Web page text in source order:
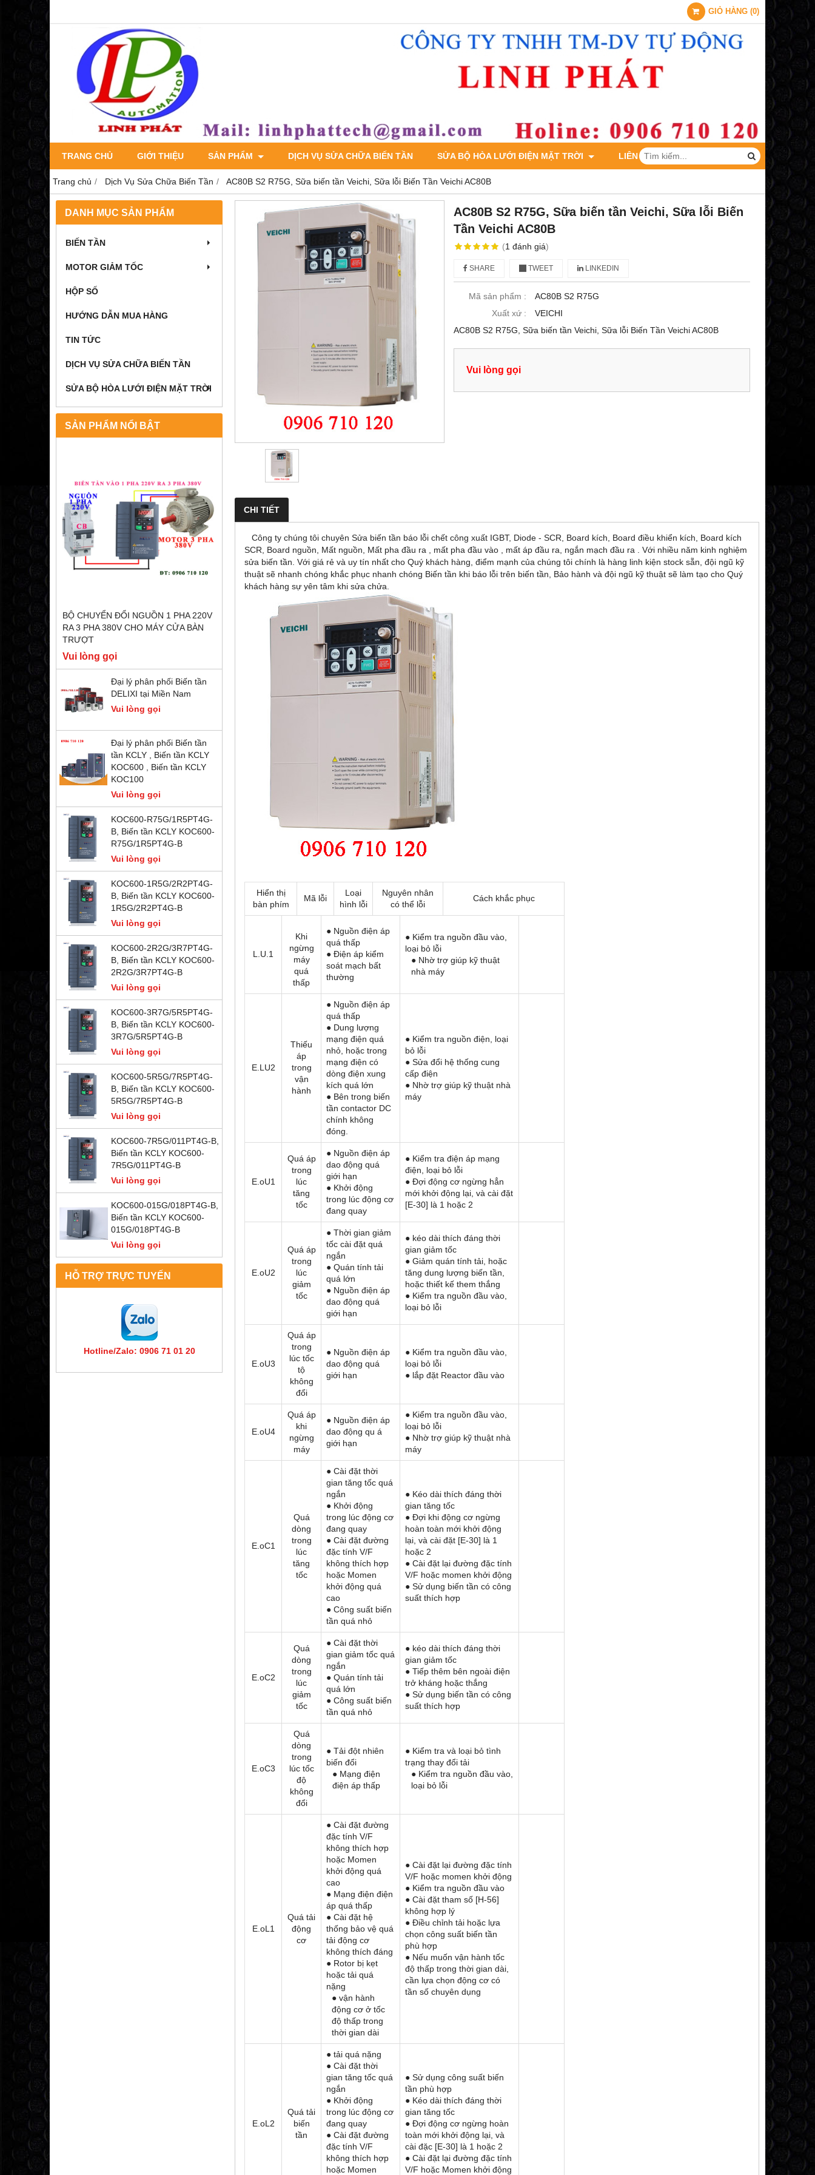
GIỎ HÀNG (0)
TRANG CHỦ GIỚI THIỆU SẢN PHẨM DỊCH VỤ SỬA CHỮA BIẾN TẦN SỬA BỘ HÒA LƯỚI ĐIỆN MẶT TRỜI LIÊN HỆ
Trang chủ Dịch Vụ Sửa Chữa Biến Tần AC80B S2 R75G, Sữa biến tần Veichi, Sữa lỗi Biến Tần Veichi AC80B
DANH MỤC SẢN PHẨM
BIẾN TẦN
MOTOR GIẢM TỐC
HỘP SỐ
HƯỚNG DẪN MUA HÀNG
TIN TỨC
DỊCH VỤ SỬA CHỮA BIẾN TẦN
SỬA BỘ HÒA LƯỚI ĐIỆN MẶT TRỜI
SẢN PHẨM NỔI BẬT
BỘ CHUYỂN ĐỔI NGUỒN 1 PHA 220V
RA 3 PHA 380V CHO MÁY CỬA BÀN
TRƯỢT
Vui lòng gọi
Đại lý phân phối Biến tần
DELIXI tại Miền Nam
Vui lòng gọi
Đại lý phân phối Biến tần
tần KCLY , Biến tần KCLY
KOC600 , Biến tần KCLY
KOC100
Vui lòng gọi
KOC600-R75G/1R5PT4G-
B, Biến tần KCLY KOC600-
R75G/1R5PT4G-B
Vui lòng gọi
KOC600-1R5G/2R2PT4G-
B, Biến tần KCLY KOC600-
1R5G/2R2PT4G-B
Vui lòng gọi
KOC600-2R2G/3R7PT4G-
B, Biến tần KCLY KOC600-
2R2G/3R7PT4G-B
Vui lòng gọi
KOC600-3R7G/5R5PT4G-
B, Biến tần KCLY KOC600-
3R7G/5R5PT4G-B
Vui lòng gọi
KOC600-5R5G/7R5PT4G-
B, Biến tần KCLY KOC600-
5R5G/7R5PT4G-B
Vui lòng gọi
KOC600-7R5G/011PT4G-B,
Biến tần KCLY KOC600-
7R5G/011PT4G-B
Vui lòng gọi
KOC600-015G/018PT4G-B,
Biến tần KCLY KOC600-
015G/018PT4G-B
Vui lòng gọi
HỖ TRỢ TRỰC TUYẾN
Hotline/Zalo: 0906 71 01 20
AC80B S2 R75G, Sữa biến tần Veichi, Sữa lỗi Biến
Tần Veichi AC80B
(1 đánh giá)
SHARE TWEET LINKEDIN
Mã sản phẩm :
AC80B S2 R75G
Xuất xứ :
VEICHI
AC80B S2 R75G, Sữa biến tần Veichi, Sữa lỗi Biến Tần Veichi AC80B
Vui lòng gọi
CHI TIẾT
Công ty chúng tôi chuyên Sửa biến tần báo lỗi chết công xuất IGBT, Diode - SCR, Board kích, Board điều khiển kích, Board kích
SCR, Board nguồn, Mất nguồn, Mất pha đầu ra , mất pha đầu vào , mất áp đầu ra, ngắn mạch đầu ra . Với nhiều năm kinh nghiệm
sửa biến tần. Với giá rẻ và uy tín nhất cho Quý khách hàng, điểm mạnh của chúng tôi chính là hàng linh kiện stock sẵn, đội ngũ kỹ
thuật sẽ nhanh chóng khắc phục nhanh chóng Biến tần khi báo lỗi trên biến tần, Bảo hành và đội ngũ kỹ thuật sẽ làm tạo cho Quý
khách hàng sự yên tâm khi sửa chửa.
Hiển thị
bàn phím
Mã lỗi
Loại
hình lỗi
Nguyên nhân
có thể lỗi
Cách khắc phục
L.U.1
Khi
ngừng
máy
quá
thấp
● Nguồn điện áp
quá thấp
● Điện áp kiểm
soát mạch bất
thường
● Kiểm tra nguồn đầu vào,
loại bỏ lỗi
● Nhờ trợ giúp kỹ thuật
nhà máy
E.LU2
Thiếu
áp
trong
vận
hành
● Nguồn điện áp
quá thấp
● Dung lượng
mạng điện quá
nhỏ, hoặc trong
mạng điện có
dòng điện xung
kích quá lớn
● Bên trong biến
tần contactor DC
chính không
đóng.
● Kiểm tra nguồn điện, loại
bỏ lỗi
● Sửa đổi hệ thống cung
cấp điện
● Nhờ trợ giúp kỹ thuật nhà
máy
E.oU1
Quá áp
trong
lúc
tăng
tốc
● Nguồn điện áp
dao động quá
giới hạn
● Khởi động
trong lúc động cơ
đang quay
● Kiểm tra điện áp mạng
điện, loại bỏ lỗi
● Đợi động cơ ngừng hẳn
mới khởi động lại, và cài đặt
[E-30] là 1 hoặc 2
E.oU2
Quá áp
trong
lúc
giảm
tốc
● Thời gian giảm
tốc cài đặt quá
ngắn
● Quán tính tải
quá lớn
● Nguồn điện áp
dao động quá
giới hạn
● kéo dài thích đáng thời
gian giảm tốc
● Giảm quán tính tải, hoặc
tăng dung lượng biến tần,
hoặc thiết kế them thắng
● Kiểm tra nguồn đầu vào,
loại bỏ lỗi
E.oU3
Quá áp
trong
lúc tốc
tộ
không
đổi
● Nguồn điện áp
dao động quá
giới hạn
● Kiểm tra nguồn đầu vào,
loại bỏ lỗi
● lắp đặt Reactor đầu vào
E.oU4
Quá áp
khi
ngừng
máy
● Nguồn điện áp
dao động qu á
giới hạn
● Kiểm tra nguồn đầu vào,
loại bỏ lỗi
● Nhờ trợ giúp kỹ thuật nhà
máy
E.oC1
Quá
dòng
trong
lúc
tăng
tốc
● Cài đặt thời
gian tăng tốc quá
ngắn
● Khởi động
trong lúc động cơ
đang quay
● Cài đặt đường
đặc tính V/F
không thích hợp
hoặc Momen
khởi động quá
cao
● Công suất biến
tần quá nhỏ
● Kéo dài thích đáng thời
gian tăng tốc
● Đợi khi động cơ ngừng
hoàn toàn mới khởi động
lại, và cài đặt [E-30] là 1
hoặc 2
● Cài đặt lại đường đặc tính
V/F hoặc momen khởi động
● Sử dụng biến tần có công
suất thích hợp
E.oC2
Quá
dòng
trong
lúc
giảm
tốc
● Cài đặt thời
gian giảm tốc quá
ngắn
● Quán tính tải
quá lớn
● Công suất biến
tần quá nhỏ
● kéo dài thích đáng thời
gian giảm tốc
● Tiếp thêm bên ngoài điện
trở kháng hoặc thắng
● Sử dụng biến tần có công
suất thích hợp
E.oC3
Quá
dòng
trong
lúc tốc
độ
không
đổi
● Tải đột nhiên
biến đổi
● Mạng điện
điện áp thấp
● Kiểm tra và loại bỏ tình
trạng thay đổi tải
● Kiểm tra nguồn đầu vào,
loại bỏ lỗi
E.oL1
Quá tải
động
cơ
● Cài đặt đường
đặc tính V/F
không thích hợp
hoặc Momen
khởi động quá
cao
● Mạng điện điện
áp quá thấp
● Cài đặt hệ
thống bảo vệ quá
tải động cơ
không thích đáng
● Rotor bị kẹt
hoặc tải quá
nặng
● vận hành
động cơ ở tốc
độ thấp trong
thời gian dài
● Cài đặt lại đường đặc tính
V/F hoặc momen khởi động
● Kiểm tra nguồn đầu vào
● Cài đặt tham số [H-56]
không hợp lý
● Điều chỉnh tải hoặc lựa
chọn công suất biến tần
phù hợp
● Nếu muốn vận hành tốc
độ thấp trong thời gian dài,
cần lựa chọn động cơ có
tần số chuyên dụng
E.oL2
Quá tải
biến
tần
● tải quá nặng
● Cài đặt thời
gian tăng tốc quá
ngắn
● Khởi động
trong lúc động cơ
đang quay
● Cài đặt đường
đặc tính V/F
không thích hợp
hoặc Momen
● Sử dụng công suất biến
tần phù hợp
● Kéo dài thích đáng thời
gian tăng tốc
● Đợi động cơ ngừng hoàn
toàn mới khởi động lại, và
cài đặc [E-30] là 1 hoặc 2
● Cài đặt lại đường đặc tính
V/F hoặc Momen khởi động